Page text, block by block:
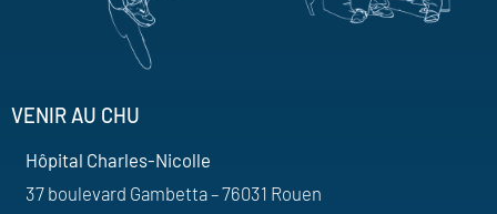
VENIR AU CHU
Hôpital Charles-Nicolle
37 boulevard Gambetta – 76031 Rouen